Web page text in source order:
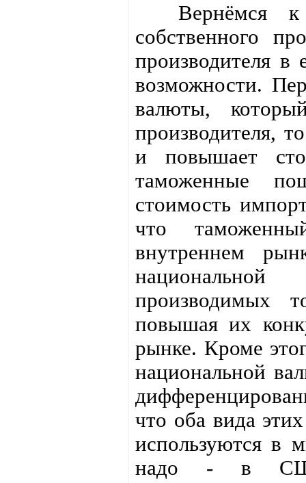
Вернёмся к
собственного
производителя в
возможности.
валюты,
производителя,
и повышает
таможенные
стоимость
что
внутреннем
производимых
повышая их
рынке. Кроме
национальной
что оба вида
используются в
надо - в США